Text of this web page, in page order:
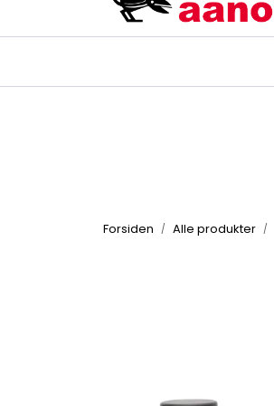
Skip to main content
Forsiden Alle produkter